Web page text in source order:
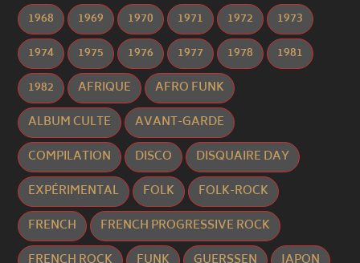
1968 1969 1970 1971 1972
1973
1974
1975 1976 1977 1978
1981
1982
AFRIQUE
AFRO FUNK
ALBUM CULTE
AVANT-GARDE
COMPILATION
DISCO
DISQUAIRE DAY
EXPÉRIMENTAL
FOLK
FOLK-ROCK
FRENCH
FRENCH PROGRESSIVE ROCK